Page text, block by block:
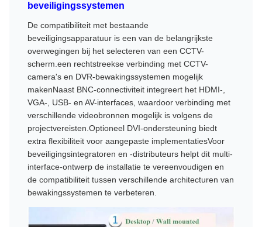
beveiligingssystemen
De compatibiliteit met bestaande
beveiligingsapparatuur is een van de belangrijkste
overwegingen bij het selecteren van een CCTV-
scherm.een rechtstreekse verbinding met CCTV-
camera's en DVR-bewakingssystemen mogelijk
makenNaast BNC-connectiviteit integreert het HDMI-,
VGA-, USB- en AV-interfaces, waardoor verbinding met
verschillende videobronnen mogelijk is volgens de
projectvereisten.Optioneel DVI-ondersteuning biedt
extra flexibiliteit voor aangepaste implementatiesVoor
beveiligingsintegratoren en -distributeurs helpt dit multi-
interface-ontwerp de installatie te vereenvoudigen en
de compatibiliteit tussen verschillende architecturen van
bewakingssystemen te verbeteren.